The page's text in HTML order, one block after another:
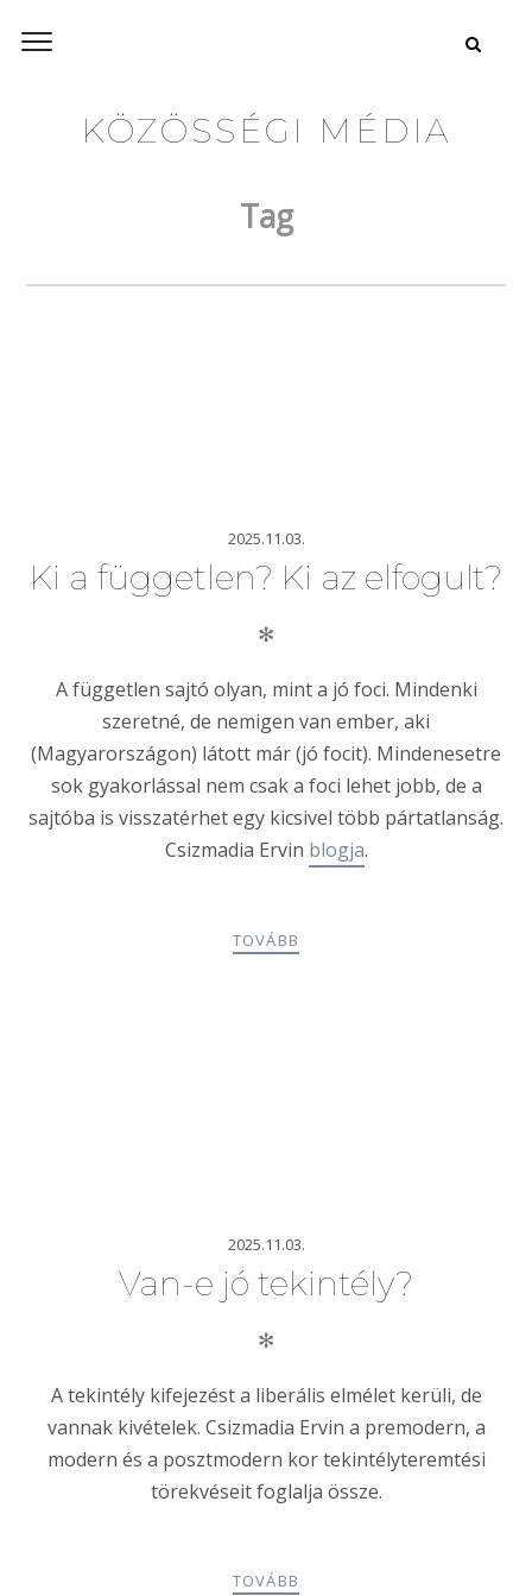
KÖZÖSSÉGI MÉDIA
Tag
2025.11.03.
Ki a független? Ki az elfogult?
✻
A független sajtó olyan, mint a jó foci. Mindenki
szeretné, de nemigen van ember, aki
(Magyarországon) látott már (jó focit). Mindenesetre
sok gyakorlással nem csak a foci lehet jobb, de a
sajtóba is visszatérhet egy kicsivel több pártatlanság.
Csizmadia Ervin blogja.
TOVÁBB
2025.11.03.
Van-e jó tekintély?
✻
A tekintély kifejezést a liberális elmélet kerüli, de
vannak kivételek. Csizmadia Ervin a premodern, a
modern és a posztmodern kor tekintélyteremtési
törekvéseit foglalja össze.
TOVÁBB